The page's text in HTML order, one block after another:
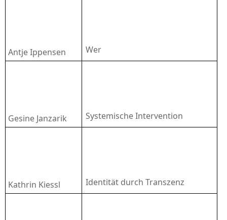
Antje Ippensen Wer
Gesine Janzarik Systemische Intervention
Kathrin Kiessl Identität durch Transzenz